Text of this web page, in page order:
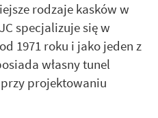
rodzaje kasków w
specjalizuje się w
1971 roku i jako jeden z
własny tunel
projektowaniu